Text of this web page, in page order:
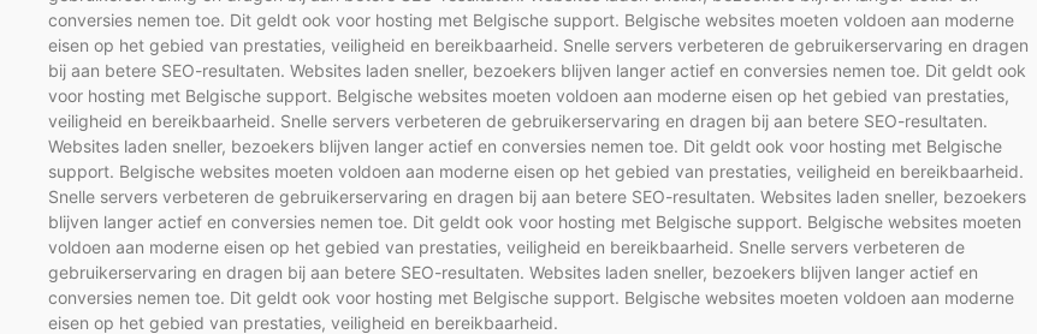
conversies nemen toe. Dit geldt ook voor hosting met Belgische support. Belgische websites moeten voldoen aan moderne
eisen op het gebied van prestaties, veiligheid en bereikbaarheid. Snelle servers verbeteren de gebruikerservaring en dragen
bij aan betere SEO-resultaten. Websites laden sneller, bezoekers blijven langer actief en conversies nemen toe. Dit geldt ook
voor hosting met Belgische support. Belgische websites moeten voldoen aan moderne eisen op het gebied van prestaties,
veiligheid en bereikbaarheid. Snelle servers verbeteren de gebruikerservaring en dragen bij aan betere SEO-resultaten.
Websites laden sneller, bezoekers blijven langer actief en conversies nemen toe. Dit geldt ook voor hosting met Belgische
support. Belgische websites moeten voldoen aan moderne eisen op het gebied van prestaties, veiligheid en bereikbaarheid.
Snelle servers verbeteren de gebruikerservaring en dragen bij aan betere SEO-resultaten. Websites laden sneller, bezoekers
blijven langer actief en conversies nemen toe. Dit geldt ook voor hosting met Belgische support. Belgische websites moeten
voldoen aan moderne eisen op het gebied van prestaties, veiligheid en bereikbaarheid. Snelle servers verbeteren de
gebruikerservaring en dragen bij aan betere SEO-resultaten. Websites laden sneller, bezoekers blijven langer actief en
conversies nemen toe. Dit geldt ook voor hosting met Belgische support. Belgische websites moeten voldoen aan moderne
eisen op het gebied van prestaties, veiligheid en bereikbaarheid.